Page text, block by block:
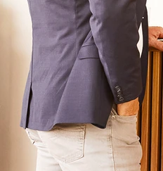
Symptome & Beschwerden
Selbsttests
Spezialisierte Kliniken
Klinik für Depression